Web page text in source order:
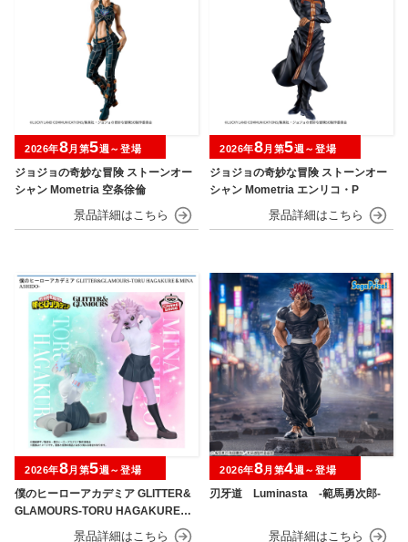
ジョジョの奇妙な冒険 ストーンオー
シャン Mometria 空条徐倫
2026年8月第5週～登場
ジョジョの奇妙な冒険 ストーンオー
シャン Mometria エンリコ・P
2026年8月第5週～登場
僕のヒーローアカデミア GLITTER&
GLAMOURS-TORU HAGAKURE＆
MINA ASHIDO-
2026年8月第5週～登場
刃牙道 Luminasta ‐範馬勇次郎‐
2026年8月第4週～登場